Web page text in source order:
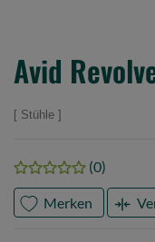
Avid
Stühle
(0)
Merken